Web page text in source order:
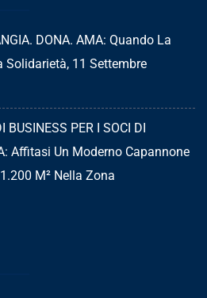
DONA. AMA: Quando La
11 Settembre
BUSINESS PER I SOCI DI
Affitasi Un Moderno Capannone
M² Nella Zona